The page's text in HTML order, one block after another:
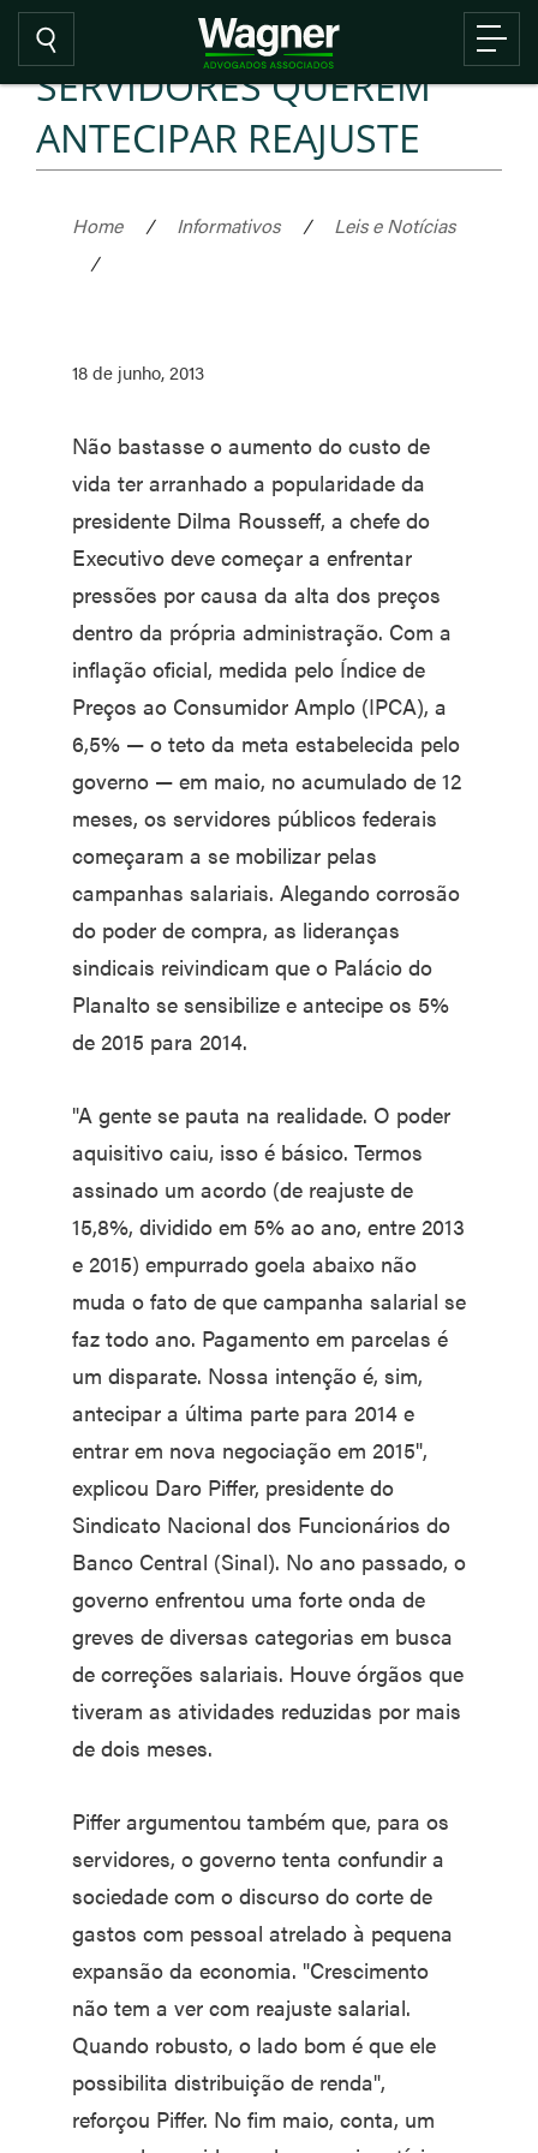
SERVIDORES QUEREM
ANTECIPAR REAJUSTE
Home / Informativos /
Leis e Notícias
/
18 de junho, 2013
Não bastasse o aumento do custo de
vida ter arranhado a popularidade da
presidente Dilma Rousseff, a chefe do
Executivo deve começar a enfrentar
pressões por causa da alta dos preços
dentro da própria administração. Com a
inflação oficial, medida pelo Índice de
Preços ao Consumidor Amplo (IPCA), a
6,5% — o teto da meta estabelecida pelo
governo — em maio, no acumulado de 12
meses, os servidores públicos federais
começaram a se mobilizar pelas
campanhas salariais. Alegando corrosão
do poder de compra, as lideranças
sindicais reivindicam que o Palácio do
Planalto se sensibilize e antecipe os 5%
de 2015 para 2014.
"A gente se pauta na realidade. O poder
aquisitivo caiu, isso é básico. Termos
assinado um acordo (de reajuste de
15,8%, dividido em 5% ao ano, entre 2013
e 2015) empurrado goela abaixo não
muda o fato de que campanha salarial se
faz todo ano. Pagamento em parcelas é
um disparate. Nossa intenção é, sim,
antecipar a última parte para 2014 e
entrar em nova negociação em 2015",
explicou Daro Piffer, presidente do
Sindicato Nacional dos Funcionários do
Banco Central (Sinal). No ano passado, o
governo enfrentou uma forte onda de
greves de diversas categorias em busca
de correções salariais. Houve órgãos que
tiveram as atividades reduzidas por mais
de dois meses.
Piffer argumentou também que, para os
servidores, o governo tenta confundir a
sociedade com o discurso do corte de
gastos com pessoal atrelado à pequena
expansão da economia. "Crescimento
não tem a ver com reajuste salarial.
Quando robusto, o lado bom é que ele
possibilita distribuição de renda",
reforçou Piffer. No fim maio, conta, um